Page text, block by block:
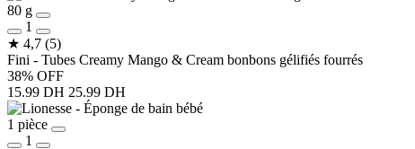
80 g
1
★ 4,7 (5)
Fini - Tubes Creamy Mango & Cream bonbons gélifiés fourrés
38% OFF
15.99 DH 25.99 DH
1 pièce
1